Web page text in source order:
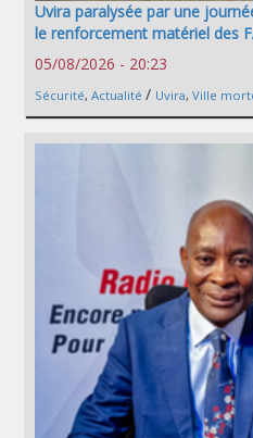
Uvira paralysée par une
le renforcement matériel des
05/08/2026 - 20:23
Sécurité, Actualité / Uvira, Ville